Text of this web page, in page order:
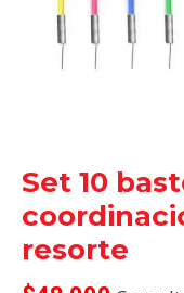
Set 10
resorte